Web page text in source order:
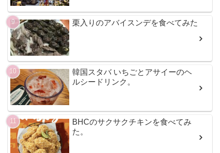
栗入りのアバイスンデを食べてみた
韓国スタバ いちごとアサイーのヘ
ルシードリンク。
BHCのサクサクチキンを食べてみ
た。